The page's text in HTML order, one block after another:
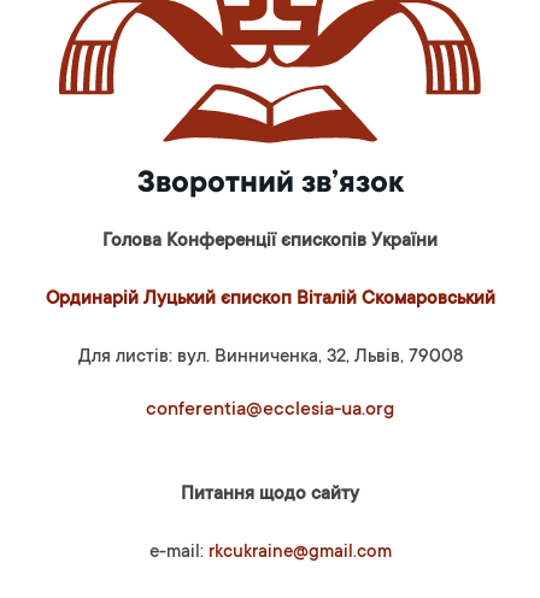
Зворотний зв’язок
Голова Конференції єпископів України
Ординарій Луцький єпископ Віталій Скомаровський
Для листів: вул. Винниченка, 32, Львів, 79008
conferentia@ecclesia-ua.org
Питання щодо сайту
e-mail: rkcukraine@gmail.com